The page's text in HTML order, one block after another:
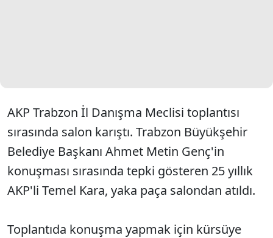
AKP Trabzon İl Danışma Meclisi toplantısı
sırasında salon karıştı. Trabzon Büyükşehir
Belediye Başkanı Ahmet Metin Genç'in
konuşması sırasında tepki gösteren 25 yıllık
AKP'li Temel Kara, yaka paça salondan atıldı.
Toplantıda konuşma yapmak için kürsüye